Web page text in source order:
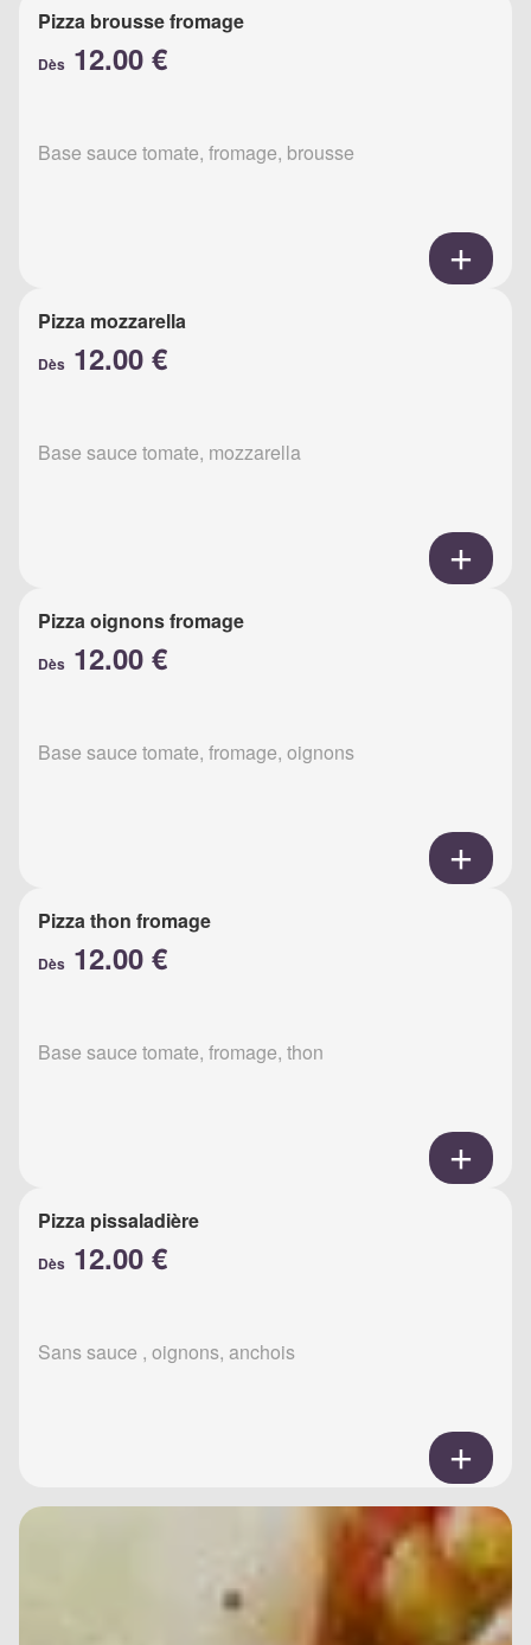
Pizza brousse fromage
Dès 12.00 €
Base sauce tomate, fromage, brousse
Pizza mozzarella
Dès 12.00 €
Base sauce tomate, mozzarella
Pizza oignons fromage
Dès 12.00 €
Base sauce tomate, fromage, oignons
Pizza thon fromage
Dès 12.00 €
Base sauce tomate, fromage, thon
Pizza pissaladière
Dès 12.00 €
Sans sauce , oignons, anchois